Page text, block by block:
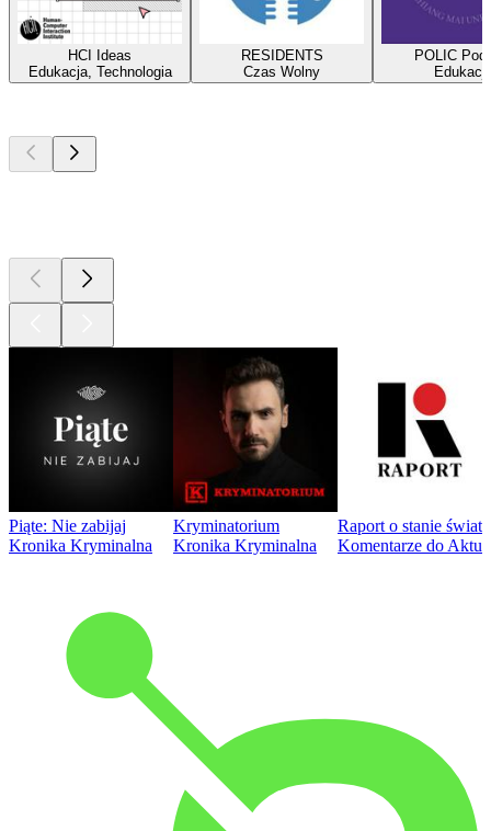
HCI Ideas
Edukacja, Technologia
RESIDENTS
Czas Wolny
POLIC
Piąte: Nie zabijaj
Kronika Kryminalna
Kryminatorium
Kronika Kryminalna
Raport o stanie
Komentarze do